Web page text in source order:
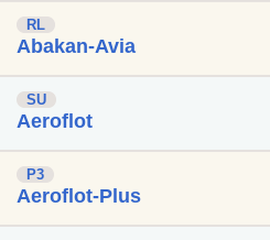
RL
Abakan-Avia
SU
Aeroflot
P3
Aeroflot-Plus